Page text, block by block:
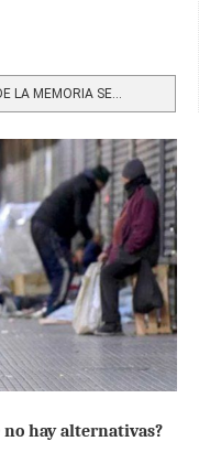
LA MEMORIA SE...
hay alternativas?